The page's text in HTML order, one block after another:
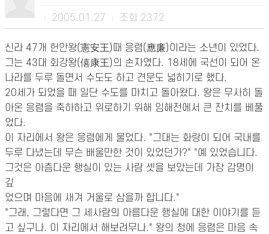
2005.01.27 조회 2372
신라 47개 헌안왕(憲安王)때 응렴(應廉)이라는 소년이 있었다.
그는 43대 회강왕(僖康王)의 손자였다. 18세에 국선이 되어 온
나라를 두루 돌면서 수도도 하고 견문도 넓히기로 했다.
20세가 되었을 때 일단 수도를 마치고 돌아왔다. 왕은 무사히 돌
아온 응렴을 축하하고 위로하기 위해 임해전에서 큰 잔치를 베풀
었다.
이 자리에서 왕은 응렴에게 물었다. "그대는 화랑이 되어 국내를
두루 다녔는데 무슨 배울만한 것이 있었던가?" "예 있었습니다.
그것은 아츰다운 행실이 있는 사람 셋을 보았는데 가장 감명이
깊
었으며 마음에 새겨 거울로 삼을까 합니다."
"그래, 그렇다면 그 세사람의 아름다운 행실에 대한 이야기를 듣
고 싶구나. 이 자리에서 해보려무나." 왕의 청에 응렴은 마음 속